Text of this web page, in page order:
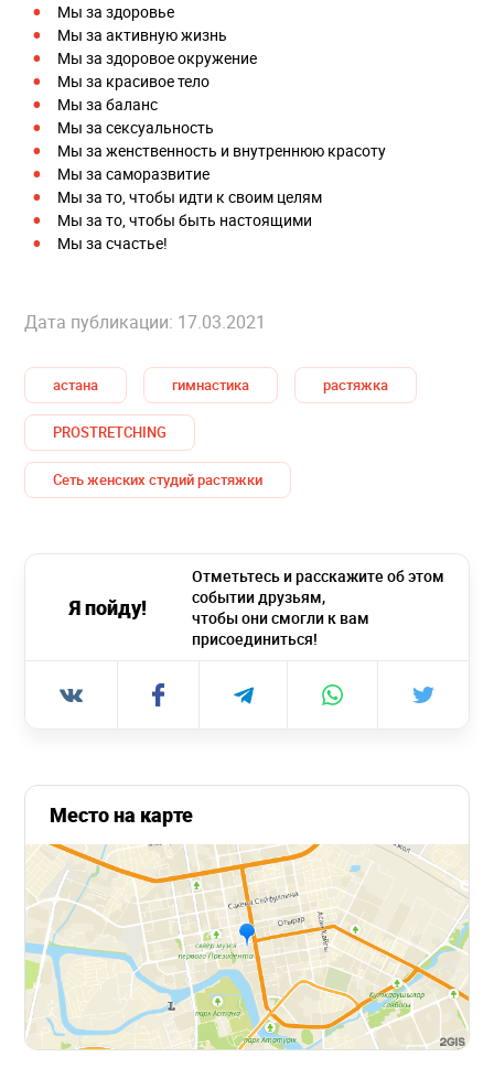
Мы за здоровье
Мы за активную жизнь
Мы за здоровое окружение
Мы за красивое тело
Мы за баланс
Мы за сексуальность
Мы за женственность и внутреннюю красоту
Мы за саморазвитие
Мы за то, чтобы идти к своим целям
Мы за то, чтобы быть настоящими
Мы за счастье!
Дата публикации: 17.03.2021
астана гимнастика растяжка
PROSTRETCHING
Сеть женских студий растяжки
Я пойду!
Отметьтесь и расскажите об этом
событии друзьям,
чтобы они смогли к вам
присоединиться!
Место на карте